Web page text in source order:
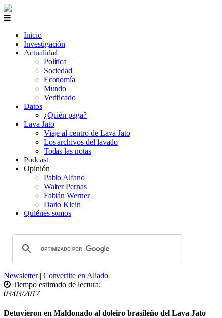
Inicio
Investigación
Actualidad
Política
Sociedad
Economía
Mundo
Verificado
Datos
¿Quién paga?
Lava Jato
Viaje al centro de Lava Jato
Los archivos del lavado
Todas las notas
Podcast
Opinión
Pablo Alfano
Walter Pernas
Fabián Werner
Dario Klein
Quiénes somos
Newsletter| Convertite en Aliado
Tiempo estimado de lectura:
03/03/2017
Detuvieron en Maldonado al doleiro brasileño del Lava Jato